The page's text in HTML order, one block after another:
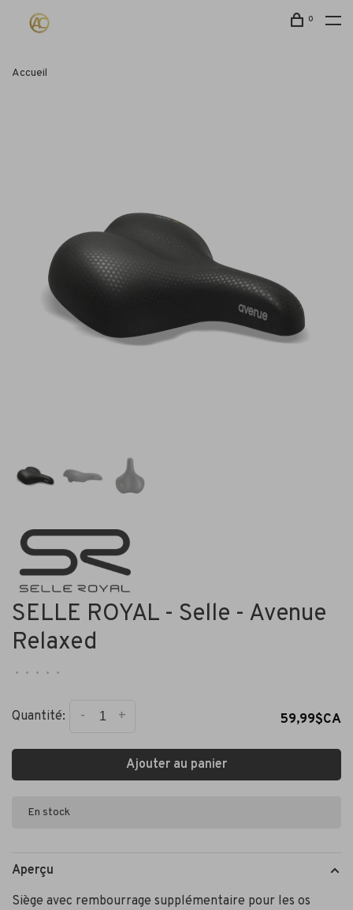
0
Accueil
SELLE ROYAL - Selle - Avenue
Relaxed
• • • • •
Quantité: +
- 59,99$CA
Ajouter au panier
En stock
Aperçu
Siège avec rembourrage supplémentaire pour les os